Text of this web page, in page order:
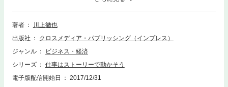
ーが人の心をつかんだ！ （実例篇）」「第3幕 で、具体的にどうすれ
ばいいの？ （実践編）」の3部構成で、仕事やビジネスの色々な場面で
どのようにストーリーを使えばいいかを、わかりやすく解説しています。
著者
川上徹也
出版社
クロスメディア・パブリッシング（インプレス）
ジャンル
ビジネス・経済
シリーズ
仕事はストーリーで動かそう
電子版配信開始日
2017/12/31